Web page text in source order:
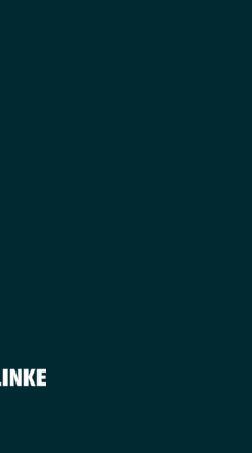
(Link öffnet ein neues Fenster)